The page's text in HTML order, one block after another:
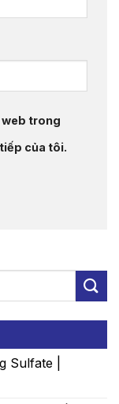
trong
của tôi.
Sulfate |